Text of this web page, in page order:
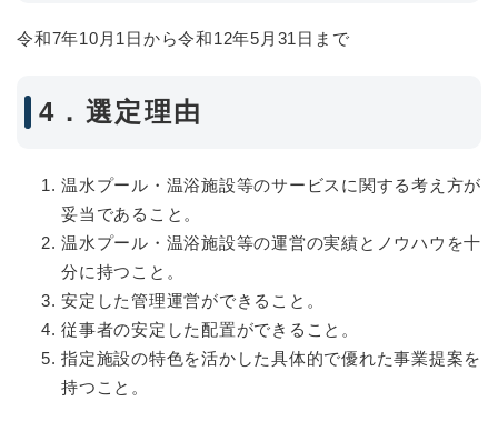
令和7年10月1日から令和12年5月31日まで
4．選定理由
温水プール・温浴施設等のサービスに関する考え方が
妥当であること。
温水プール・温浴施設等の運営の実績とノウハウを十
分に持つこと。
安定した管理運営ができること。
従事者の安定した配置ができること。
指定施設の特色を活かした具体的で優れた事業提案を
持つこと。